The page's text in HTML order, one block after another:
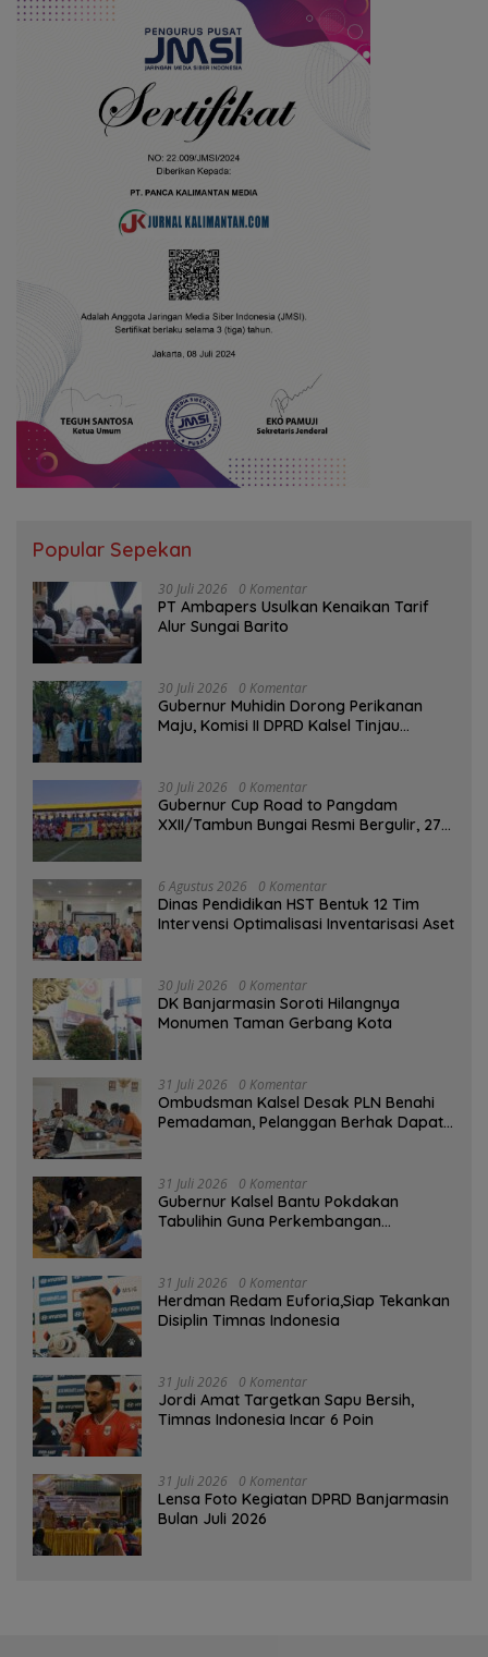
Popular Sepekan
30 Juli 2026 0 Komentar
PT Ambapers Usulkan Kenaikan Tarif
Alur Sungai Barito
30 Juli 2026 0 Komentar
Gubernur Muhidin Dorong Perikanan
Maju, Komisi II DPRD Kalsel Tinjau
30 Juli 2026 0 Komentar
Gubernur Cup Road to Pangdam
XXII/Tambun Bungai Resmi Bergulir, 27
6 Agustus 2026 0 Komentar
Dinas Pendidikan HST Bentuk 12 Tim
Intervensi Optimalisasi Inventarisasi Aset
30 Juli 2026 0 Komentar
DK Banjarmasin Soroti Hilangnya
Monumen Taman Gerbang Kota
31 Juli 2026 0 Komentar
Ombudsman Kalsel Desak PLN Benahi
Pemadaman, Pelanggan Berhak Dapat
31 Juli 2026 0 Komentar
Gubernur Kalsel Bantu Pokdakan
Tabulihin Guna Perkembangan
31 Juli 2026 0 Komentar
Herdman Redam Euforia,Siap Tekankan
Disiplin Timnas Indonesia
31 Juli 2026 0 Komentar
Jordi Amat Targetkan Sapu Bersih,
Timnas Indonesia Incar 6 Poin
31 Juli 2026 0 Komentar
Lensa Foto Kegiatan DPRD Banjarmasin
Bulan Juli 2026